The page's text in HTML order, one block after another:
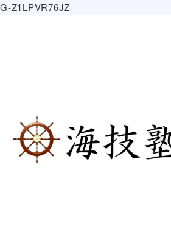
G-Z1LPVR76JZ